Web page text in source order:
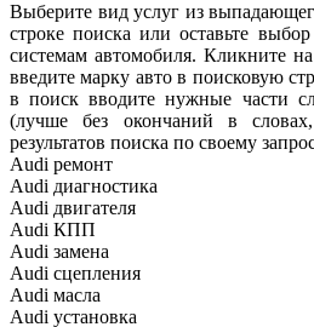
Выберите вид услуг из
строке поиска или оставьте
системам автомобиля. Кликните
введите марку авто в поисковую
в поиск вводите нужные части
(лучше без окончаний в
результатов поиска по своему
Audi ремонт
Audi диагностика
Audi двигателя
Audi КПП
Audi замена
Audi сцепления
Audi масла
Audi установка